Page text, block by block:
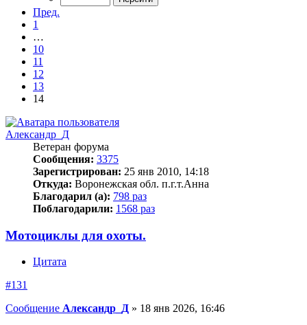
Пред.
1
…
10
11
12
13
14
Александр_Д
Ветеран форума
Сообщения: 3375
Зарегистрирован: 25 янв 2010, 14:18
Откуда: Воронежская обл. п.г.т.Анна
Благодарил (а): 798 раз
Поблагодарили: 1568 раз
Мотоциклы для охоты.
Цитата
#131
Сообщение Александр_Д » 18 янв 2026, 16:46